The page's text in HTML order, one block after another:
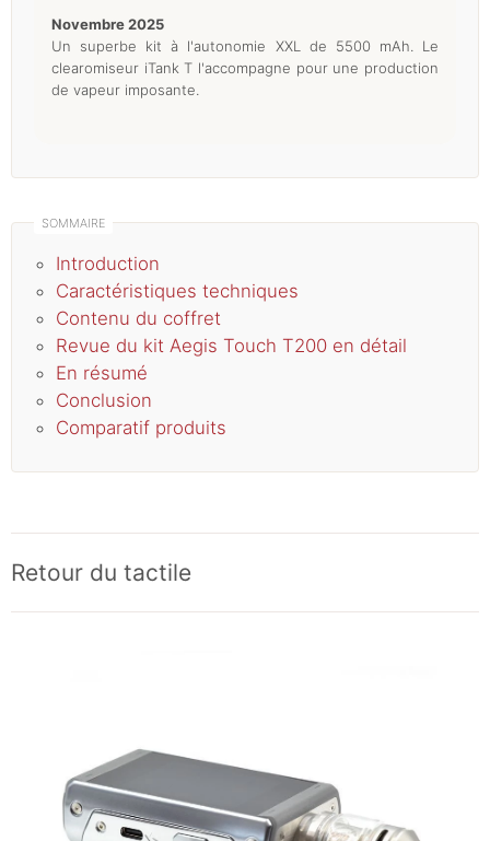
novembre 2025
Un superbe kit à l'autonomie XXL de 5500 mAh. Le
clearomiseur iTank T l'accompagne pour une production
de vapeur imposante.
Introduction
Caractéristiques techniques
Contenu du coffret
Revue du kit Aegis Touch T200 en détail
En résumé
Conclusion
Comparatif produits
Retour du tactile